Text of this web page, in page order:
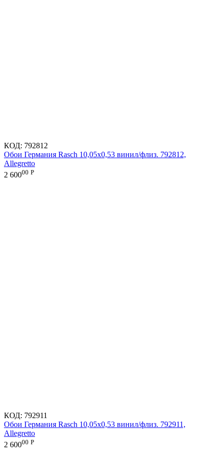
КОД: 792812
Обои Германия Rasch 10,05x0,53 винил/флиз. 792812,
Allegretto
2 60000 Р
КОД: 792911
Обои Германия Rasch 10,05x0,53 винил/флиз. 792911,
Allegretto
2 60000 Р